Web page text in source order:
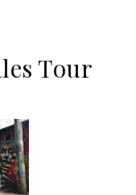
Tour